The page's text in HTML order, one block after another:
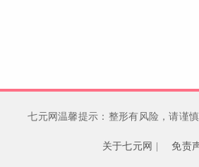
七元网温馨提示：整形有风险，请谨
关于七元网 免责